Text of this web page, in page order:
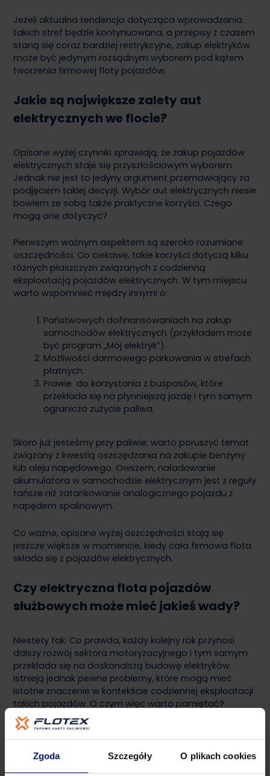
Zgoda Szczegóły O plikach cookies
Jeżeli aktualna tendencja dotycząca wprowadzania
takich stref będzie kontynuowana, a przepisy z czasem
staną się coraz bardziej restrykcyjne, zakup elektryków
może być jedynym rozsądnym wyborem pod kątem
tworzenia firmowej floty pojazdów.
Jakie są największe zalety aut
elektrycznych we flocie?
Opisane wyżej czynniki sprawiają, że zakup pojazdów
elektrycznych staje się przyszłościowym wyborem.
Jednak nie jest to jedyny argument przemawiający za
podjęciem takiej decyzji. Wybór aut elektrycznych niesie
bowiem ze sobą także praktyczne korzyści. Czego
mogą one dotyczyć?
Pierwszym ważnym aspektem są szeroko rozumiane
oszczędności. Co ciekawe, takie korzyści dotyczą kilku
różnych płaszczyzn związanych z codzienną
eksploatacją pojazdów elektrycznych. W tym miejscu
warto wspomnieć między innymi o:
Państwowych dofinansowaniach na zakup
samochodów elektrycznych (przykładem może
być program „Mój elektryk”).
Możliwości darmowego parkowania w strefach
płatnych.
Prawie do korzystania z buspasów, które
przekłada się na płynniejszą jazdę i tym samym
ogranicza zużycie paliwa.
Skoro już jesteśmy przy paliwie, warto poruszyć temat
związany z kwestią oszczędzania na zakupie benzyny
lub oleju napędowego. Owszem, naładowanie
akumulatora w samochodzie elektrycznym jest z reguły
tańsze niż zatankowanie analogicznego pojazdu z
napędem spalinowym.
Co ważne, opisane wyżej oszczędności stają się
jeszcze większe w momencie, kiedy cała firmowa flota
składa się z pojazdów elektrycznych.
Czy elektryczna flota pojazdów
służbowych może mieć jakieś wady?
Niestety tak. Co prawda, każdy kolejny rok przynosi
dalszy rozwój sektora motoryzacyjnego i tym samym
przekłada się na doskonalszą budowę elektryków.
Istnieją jednak pewne problemy, które mogą mieć
istotne znaczenie w kontekście codziennej eksploatacji
takich pojazdów. O czym więc warto pamiętać?
Pierwszym poważnym problemem może być
ograniczony zasięg samochodów elektrycznych. Co
jasne, ten parametr zależy w głównej mierze od